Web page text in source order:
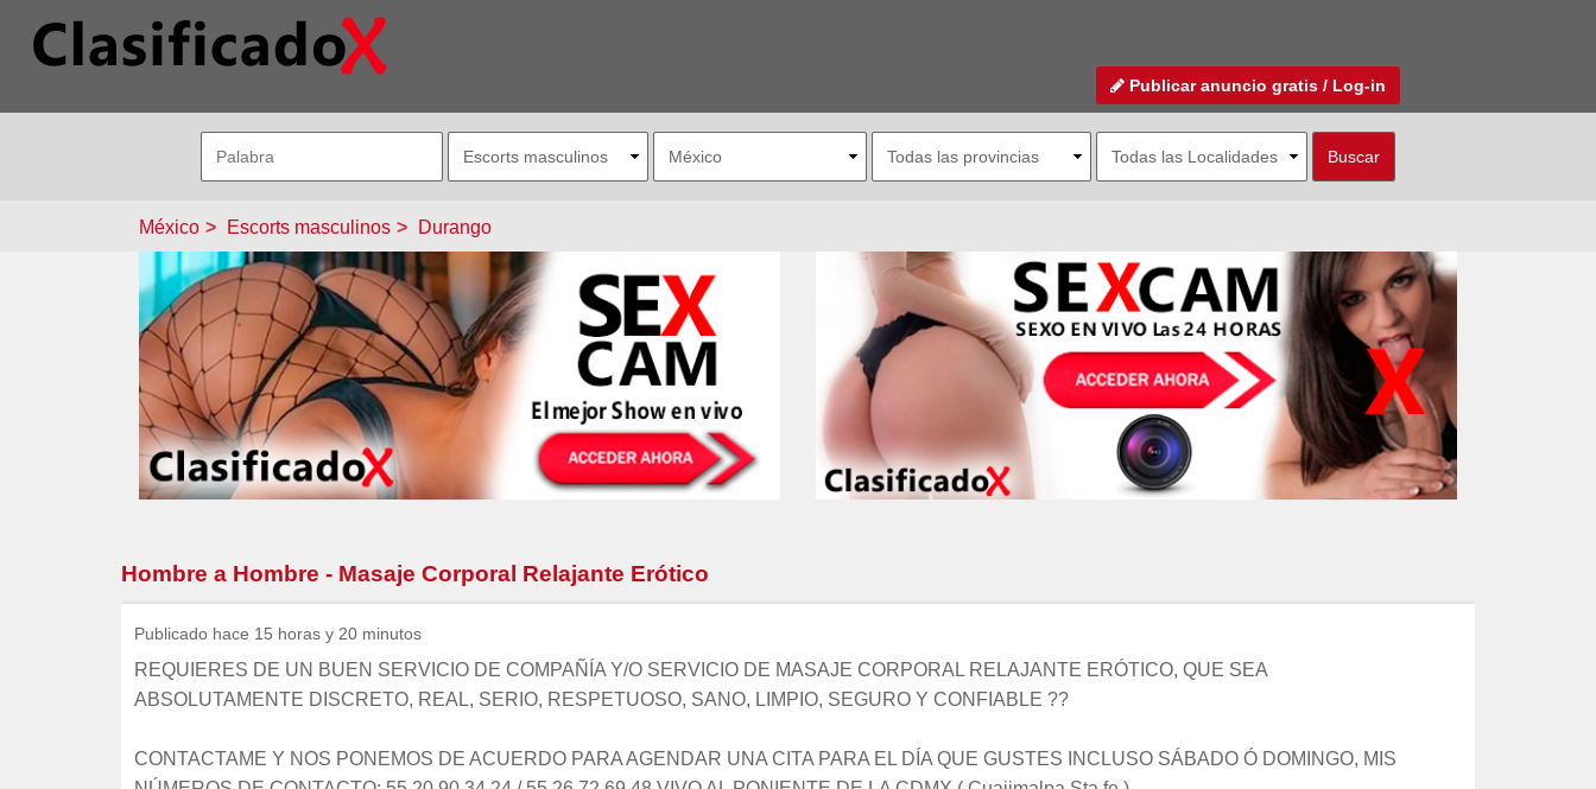
Publicar anuncio gratis / Log-in
México Escorts masculinos Durango
Hombre a Hombre - Masaje Corporal Relajante Erótico
Publicado hace 15 horas y 20 minutos
REQUIERES DE UN BUEN SERVICIO DE COMPAÑÍA Y/O SERVICIO DE MASAJE CORPORAL RELAJANTE ERÓTICO, QUE SEA
ABSOLUTAMENTE DISCRETO, REAL, SERIO, RESPETUOSO, SANO, LIMPIO, SEGURO Y CONFIABLE ??
CONTACTAME Y NOS PONEMOS DE ACUERDO PARA AGENDAR UNA CITA PARA EL DÍA QUE GUSTES INCLUSO SÁBADO Ó DOMINGO, MIS